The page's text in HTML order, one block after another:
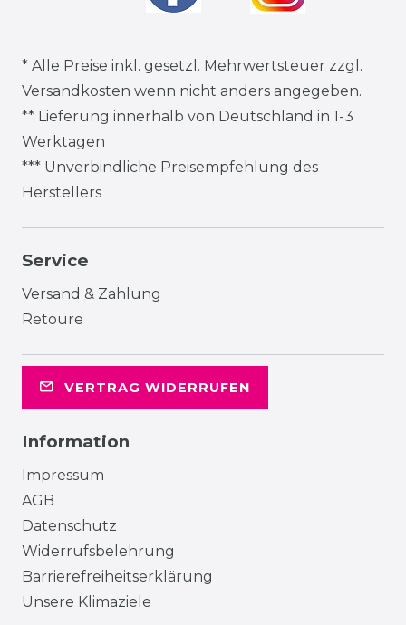
* Alle Preise inkl. gesetzl. Mehrwertsteuer zzgl.
Versandkosten wenn nicht anders angegeben.
** Lieferung innerhalb von Deutschland in 1-3
Werktagen
*** Unverbindliche Preisempfehlung des
Herstellers
Service
Versand & Zahlung
Retoure
VERTRAG WIDERRUFEN
Information
Impressum
AGB
Datenschutz
Widerrufsbelehrung
Barrierefreiheitserklärung
Unsere Klimaziele